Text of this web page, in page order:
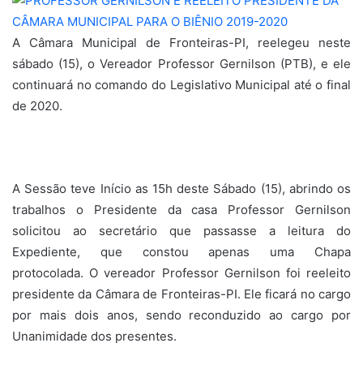
A Câmara Municipal de Fronteiras-PI, reelegeu neste
sábado (15), o Vereador Professor Gernilson (PTB), e ele
continuará no comando do Legislativo Municipal até o final
de 2020.
A Sessão teve Início as 15h deste Sábado (15), abrindo os
trabalhos o Presidente da casa Professor Gernilson
solicitou ao secretário que passasse a leitura do
Expediente, que constou apenas uma Chapa
protocolada. O vereador Professor Gernilson foi reeleito
presidente da Câmara de Fronteiras-PI. Ele ficará no cargo
por mais dois anos, sendo reconduzido ao cargo por
Unanimidade dos presentes.